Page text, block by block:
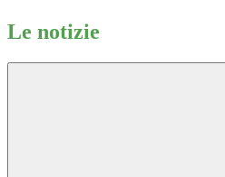
Le notizie